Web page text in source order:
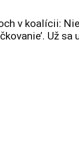
v koalícii:
Už